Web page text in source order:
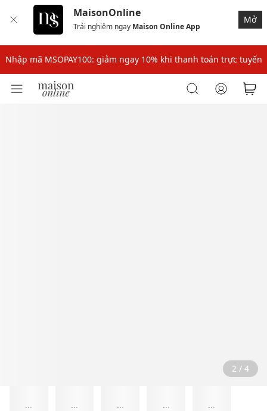
MaisonOnline
Trải nghiệm ngay Maison Online App
Mở
Nhập mã: MSOXINCHAO - Giảm 10% đơn đầu cho thành viên mới!
Nhập mã MSOPAY100: giảm ngay 10% khi thanh toán trực tuyến
Nhập mã: MSOXINCHAO - Giảm 10% đơn đầu cho thành viên mới!
2 / 4
... ... ... ... ...